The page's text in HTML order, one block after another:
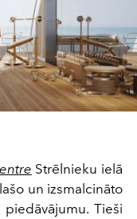
Strēlnieku ielā
un izsmalcināto
Tieši